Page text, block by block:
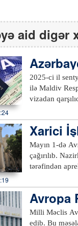
aid digər
ında
2025-ci il
ilə Maldiv
vizadan
verilib.
29-da qüvvəyə minir. Sazişə əsasən, Azərbaycan
pasportlarına
malik
keçmək, eləcə
Xarici
Mayın 1-də
çağırılıb. Nazirliyin Mətbuat xidməti idarəsindən bildirilib ki, görüşdə Avropa Parlamenti
tərəfindən
Sözügedən
suverenliyi və
Parlamentinin
Azərbaycan
Avropa
lə
Milli Məclis
edib. Bu